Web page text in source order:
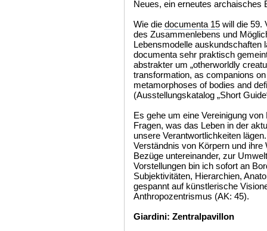
Neues, ein erneutes archaisches
Wie die documenta 15 will die 59.
des Zusammenlebens und
Lebensmodelle auskundschaften
documenta sehr praktisch
abstrakter um „otherworldly
transformation, as companions
metamorphoses of bodies and
(Ausstellungskatalog „Short
Es gehe um eine Vereinigung
Fragen, was das Leben in der
unsere Verantwortlichkeiten
Verständnis von Körpern und ihre
Bezüge untereinander, zur
Vorstellungen bin ich sofort an
Subjektivitäten, Hierarchien,
gespannt auf künstlerische
Anthropozentrismus (AK: 45).
Giardini: Zentralpavillon